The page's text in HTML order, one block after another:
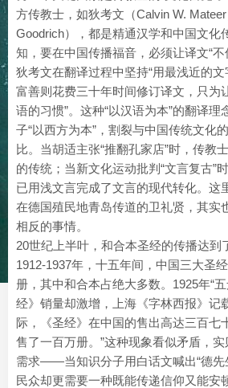
方传教士，如狄考文（Calvin W.
Goodrich），都是精通汉学和中国文化
知，要在中国传播福音，必须让译文“不
狄考文在翻译过程中坚持“用最浅近的文
富善则花费三十年时间修订译文，只为
语的习惯”。这种“以汉语为本”的翻译理
子“以西方为本”，割裂与中国传统文化
比。当胡适主张“推翻孔家店”时，传教
的传统；当新文化运动批判“文言复古”
已用浅文言完成了文言的现代转化。这
在德国殖民地青岛传道的卫礼贤，其实
相反的事情。
20世纪上半叶，和合本圣经的传播达到
1912-1937年，十五年间，中国三大圣
册，其中和合本占绝大多数。1925年“
经》销量却激增，上海《字林西报》记
际，《圣经》在中国的售出高达三百七
售了一百万册。”这种现象看似矛盾，
需求——当知识分子用白话文喊出“德先
民众却更需要一种既能传递信仰又能安